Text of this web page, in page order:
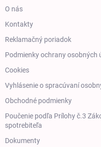
O nás
Kontakty
Reklamačný poriadok
Podmienky ochrany osobných
Cookies
Vyhlásenie o spracúvaní
Obchodné podmienky
Poučenie podľa Prílohy č.3
spotrebiteľa
Dokumenty